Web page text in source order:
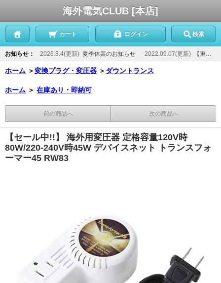
海外電気CLUB [本店]
カート ログイン 検索
お知らせ： 2026.8.4(更新) 夏季休業のお知らせ 2022.09.07(更新) 【重要】当店からのメールが届かないお客様へ
ホーム ＞変換プラグ・変圧器 ＞ ダウントランス
ホーム ＞ 在庫あり・即納可
前の商品へ 次の商品へ
【セール中!!】 海外用変圧器 定格容量120V時
80W/220-240V時45W デバイスネット トランスフォ
ーマー45 RW83